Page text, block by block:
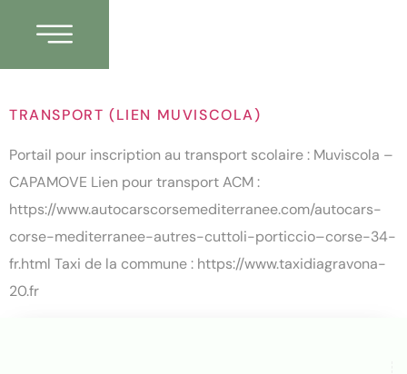
Catégorie :
transport
TRANSPORT (LIEN MUVISCOLA)
Portail pour inscription au transport scolaire : Muviscola –
CAPAMOVE Lien pour transport ACM :
https://www.autocarscorsemediterranee.com/autocars-
corse-mediterranee-autres-cuttoli-porticcio–corse-34-
fr.html Taxi de la commune : https://www.taxidiagravona-
20.fr